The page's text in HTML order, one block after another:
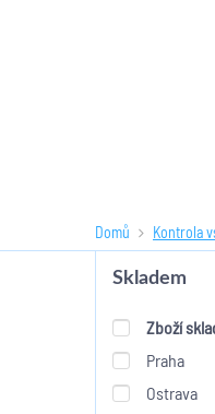
Domů Kontrola
Skladem
Zboží
Praha
Ostrava